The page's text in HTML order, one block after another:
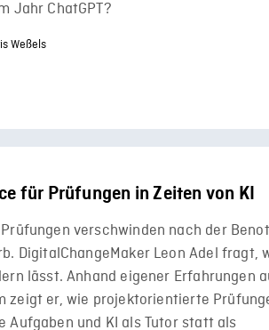
Jahr ChatGPT?
Weßels
für Prüfungen in Zeiten von KI
verschwinden nach der
DigitalChangeMaker Leon Adel fragt,
lässt. Anhand eigener Erfahrungen
zeigt er, wie projektorientierte
Aufgaben und KI als Tutor statt als